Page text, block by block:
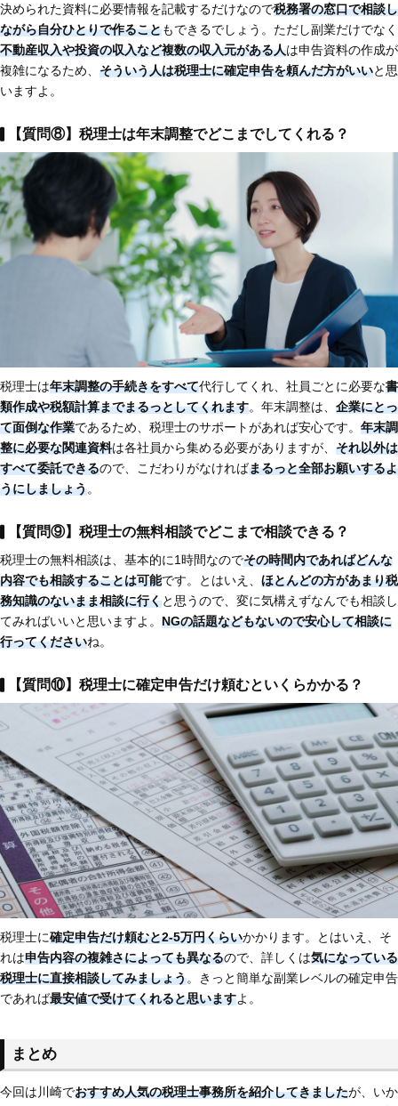
決められた資料に必要情報を記載するだけなので税務署の窓口で相談し
ながら自分ひとりで作ることもできるでしょう。ただし副業だけでなく
不動産収入や投資の収入など複数の収入元がある人は申告資料の作成が
複雑になるため、 そういう人は税理士に確定申告を頼んだ方がいいと思
いますよ。
【質問⑧】税理士は年末調整でどこまでしてくれる？
税理士は年末調整の手続きをすべて代行してくれ、社員ごとに必要な書
類作成や税額計算までまるっとしてくれます。年末調整は、 企業にとっ
て面倒な作業であるため、税理士のサポートがあれば安心です。 年末調
整に必要な関連資料は各社員から集める必要がありますが、 それ以外は
すべて委託できるので、こだわりがなければまるっと全部お願いするよ
うにしましょう。
【質問⑨】税理士の無料相談でどこまで相談できる？
税理士の無料相談は、基本的に1時間なのでその時間内であればどんな
内容でも相談することは可能です。とはいえ、 ほとんどの方があまり税
務知識のないまま相談に行くと思うので、変に気構えずなんでも相談し
てみればいいと思いますよ。 NGの話題などもないので安心して相談に
行ってくださいね。
【質問⑩】税理士に確定申告だけ頼むといくらかかる？
税理士に確定申告だけ頼むと2-5万円くらいかかります。とはいえ、そ
れは申告内容の複雑さによっても異なるので、詳しくは気になっている
税理士に直接相談してみましょう。きっと簡単な副業レベルの確定申告
であれば最安値で受けてくれると思いますよ。
まとめ
今回は川崎でおすすめ人気の税理士事務所を紹介してきましたが、いか